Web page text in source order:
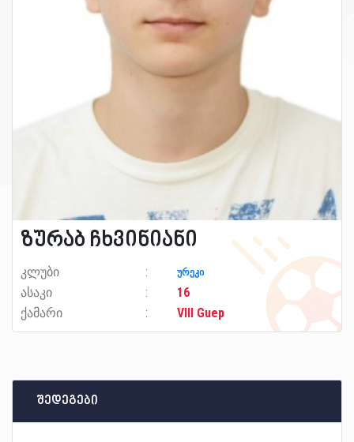
ზურაბ ჩხვინიანი
კლუბი ურეკი
ასაკი
16
ქამარი
VIII Guep
შედეგები